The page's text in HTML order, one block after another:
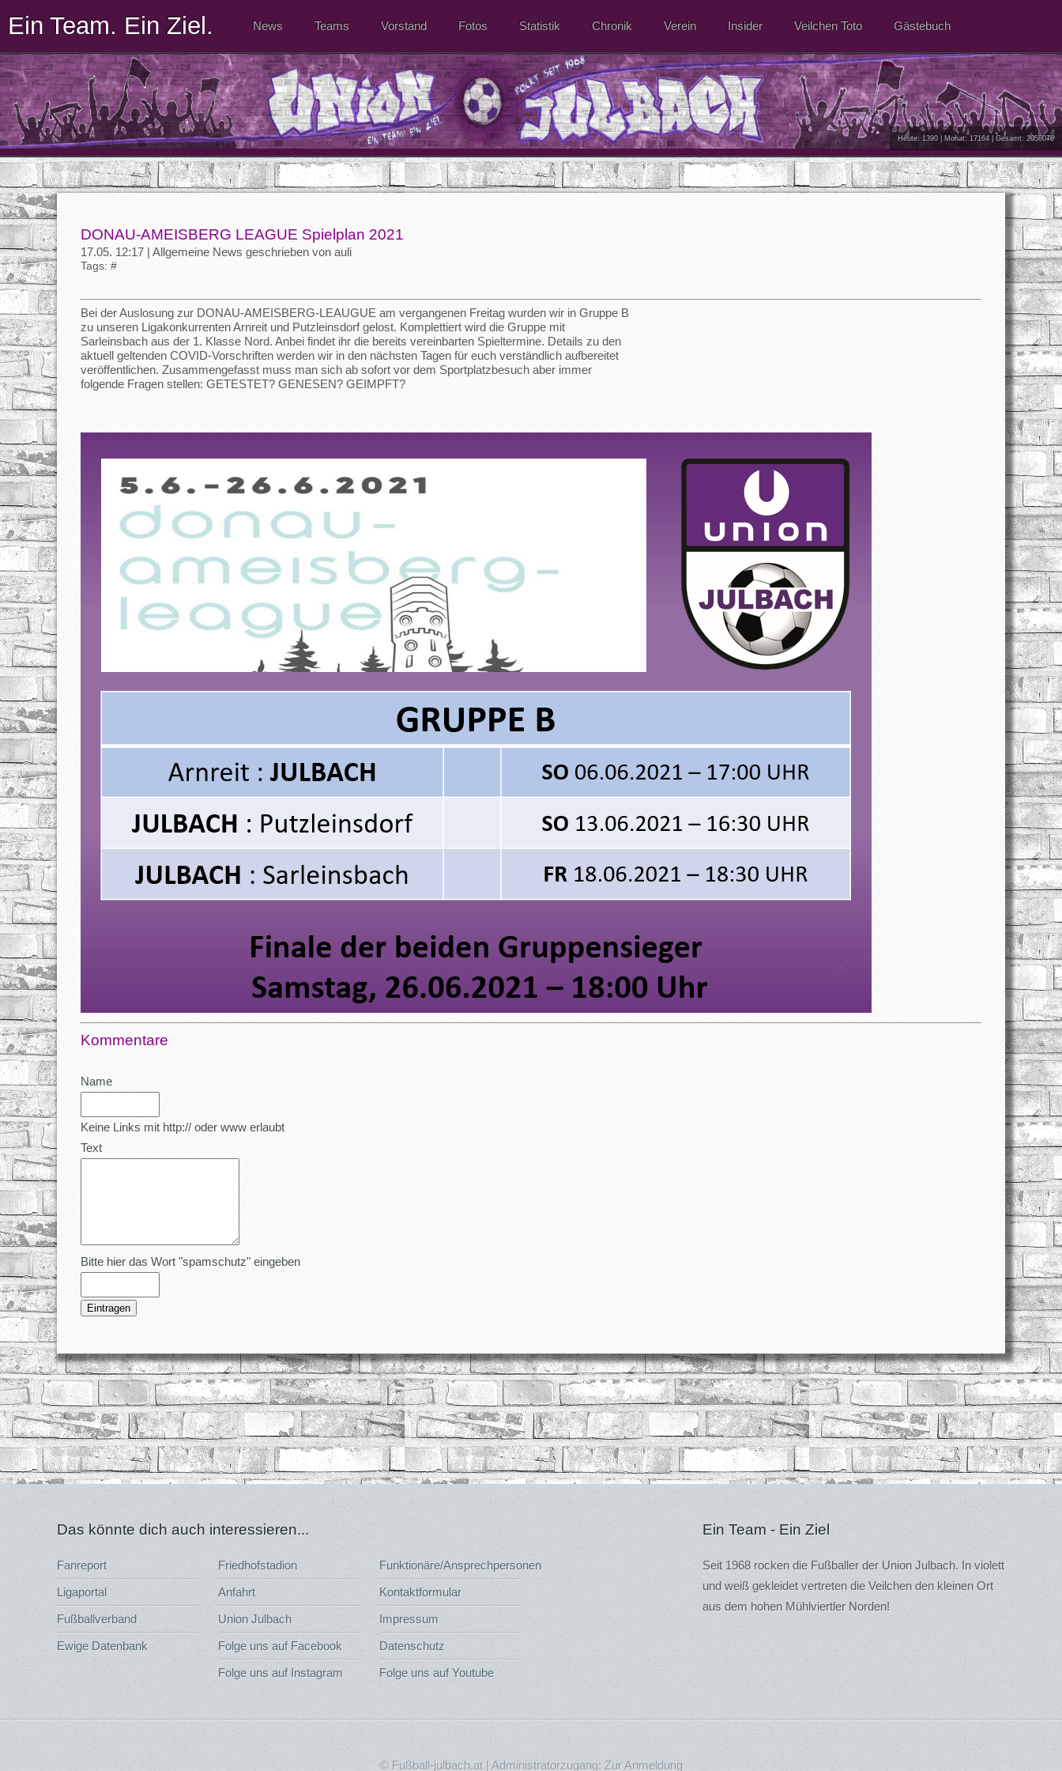
Ein Team. Ein Ziel. News Teams Vorstand Fotos Statistik Chronik Verein Insider Veilchen Toto Gästebuch
Heute: 1390 | Monat: 17164 | Gesamt: 2058076
DONAU-AMEISBERG LEAGUE Spielplan 2021
17.05. 12:17 | Allgemeine News geschrieben von auli
Tags: #
Bei der Auslosung zur DONAU-AMEISBERG-LEAUGUE am vergangenen Freitag wurden wir in Gruppe B
zu unseren Ligakonkurrenten Arnreit und Putzleinsdorf gelost. Komplettiert wird die Gruppe mit
Sarleinsbach aus der 1. Klasse Nord. Anbei findet ihr die bereits vereinbarten Spieltermine. Details zu den
aktuell geltenden COVID-Vorschriften werden wir in den nächsten Tagen für euch verständlich aufbereitet
veröffentlichen. Zusammengefasst muss man sich ab sofort vor dem Sportplatzbesuch aber immer
folgende Fragen stellen: GETESTET? GENESEN? GEIMPFT?
Kommentare
Name
Keine Links mit http:// oder www erlaubt
Text
Bitte hier das Wort "spamschutz" eingeben
Eintragen
Das könnte dich auch interessieren...
Fanreport
Ligaportal
Fußballverband
Ewige Datenbank
Friedhofstadion
Anfahrt
Union Julbach
Folge uns auf Facebook
Folge uns auf Instagram
Funktionäre/Ansprechpersonen
Kontaktformular
Impressum
Datenschutz
Folge uns auf Youtube
Ein Team - Ein Ziel
Seit 1968 rocken die Fußballer der Union Julbach. In violett
und weiß gekleidet vertreten die Veilchen den kleinen Ort
aus dem hohen Mühlviertler Norden!
© Fußball-julbach.at | Administratorzugang: Zur Anmeldung